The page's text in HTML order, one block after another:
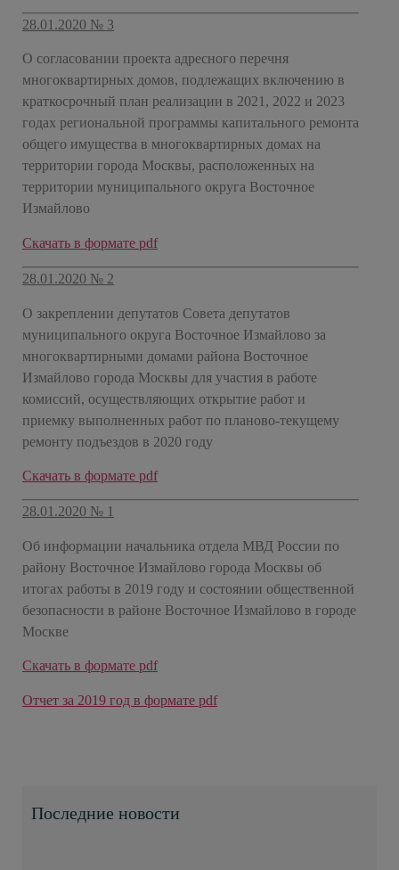
28.01.2020 № 3
О согласовании проекта адресного перечня
многоквартирных домов, подлежащих включению в
краткосрочный план реализации в 2021, 2022 и 2023
годах региональной программы капитального ремонта
общего имущества в многоквартирных домах на
территории города Москвы, расположенных на
территории муниципального округа Восточное
Измайлово
Скачать в формате pdf
28.01.2020 № 2
О закреплении депутатов Совета депутатов
муниципального округа Восточное Измайлово за
многоквартирными домами района Восточное
Измайлово города Москвы для участия в работе
комиссий, осуществляющих открытие работ и
приемку выполненных работ по планово-текущему
ремонту подъездов в 2020 году
Скачать в формате pdf
28.01.2020 № 1
Об информации начальника отдела МВД России по
району Восточное Измайлово города Москвы об
итогах работы в 2019 году и состоянии общественной
безопасности в районе Восточное Измайлово в городе
Москве
Скачать в формате pdf
Отчет за 2019 год в формате pdf
Последние новости